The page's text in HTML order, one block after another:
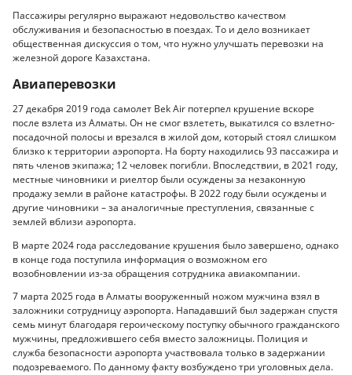
Пассажиры регулярно выражают недовольство качеством
обслуживания и безопасностью в поездах. То и дело возникает
общественная дискуссия о том, что нужно улучшать перевозки на
железной дороге Казахстана.
Авиаперевозки
27 декабря 2019 года самолет Bek Air потерпел крушение вскоре
после взлета из Алматы. Он не смог взлететь, выкатился со взлетно-
посадочной полосы и врезался в жилой дом, который стоял слишком
близко к территории аэропорта. На борту находились 93 пассажира и
пять членов экипажа; 12 человек погибли. Впоследствии, в 2021 году,
местные чиновники и риелтор были осуждены за незаконную
продажу земли в районе катастрофы. В 2022 году были осуждены и
другие чиновники – за аналогичные преступления, связанные с
землей вблизи аэропорта.
В марте 2024 года расследование крушения было завершено, однако
в конце года поступила информация о возможном его
возобновлении из-за обращения сотрудника авиакомпании.
7 марта 2025 года в Алматы вооруженный ножом мужчина взял в
заложники сотрудницу аэропорта. Нападавший был задержан спустя
семь минут благодаря героическому поступку обычного гражданского
мужчины, предложившего себя вместо заложницы. Полиция и
служба безопасности аэропорта участвовала только в задержании
подозреваемого. По данному факту возбуждено три уголовных дела.